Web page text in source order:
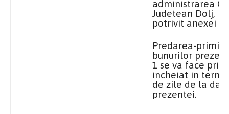
administrarea
Judetean Dolj,
potrivit anexei
Predarea-
bunurilor
1 se va face prin
incheiat in
de zile de la
prezentei.